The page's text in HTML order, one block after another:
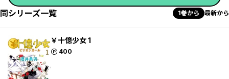
同シリーズ一覧 1巻から 最新から
￥十億少女 1
400
ポイント